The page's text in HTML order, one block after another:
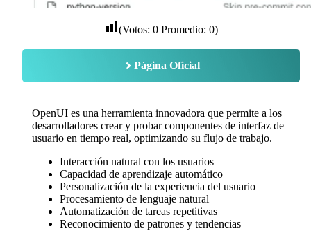
(Votos: 0Promedio: 0)
Página Oficial
OpenUI es una herramienta innovadora que permite a los
desarrolladores crear y probar componentes de interfaz de
usuario en tiempo real, optimizando su flujo de trabajo.
Interacción natural con los usuarios
Capacidad de aprendizaje automático
Personalización de la experiencia del usuario
Procesamiento de lenguaje natural
Automatización de tareas repetitivas
Reconocimiento de patrones y tendencias